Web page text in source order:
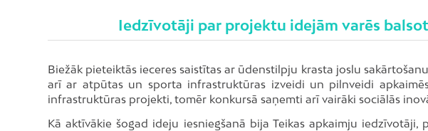
Iedzīvotāji par projektu idejām varēs
Biežāk pieteiktās ieceres saistītas ar ūdenstilpju krasta joslu
arī ar atpūtas un sporta infrastruktūras izveidi un pilnveidi
infrastruktūras projekti, tomēr konkursā saņemti arī vairāki sociālās
Kā aktīvākie šogad ideju iesniegšanā bija Teikas apkaimju iedzīvotāji,